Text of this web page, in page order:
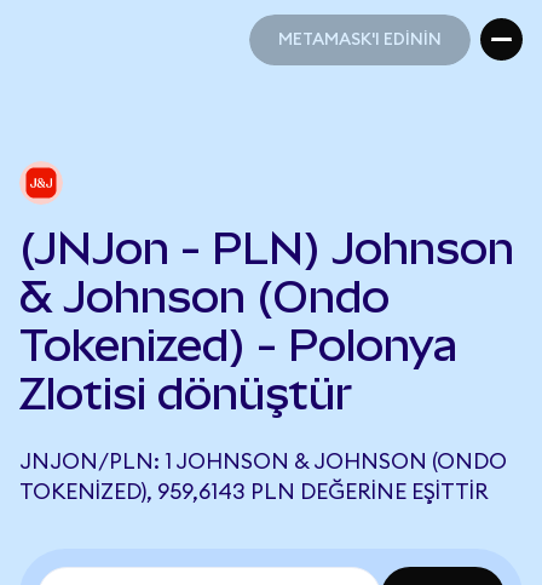
METAMASK'I EDİNİN
(JNJon - PLN) Johnson
& Johnson (Ondo
Tokenized) - Polonya
Zlotisi dönüştür
JNJON/PLN: 1 JOHNSON & JOHNSON (ONDO
TOKENIZED), 959,6143 PLN DEĞERINE EŞITTIR